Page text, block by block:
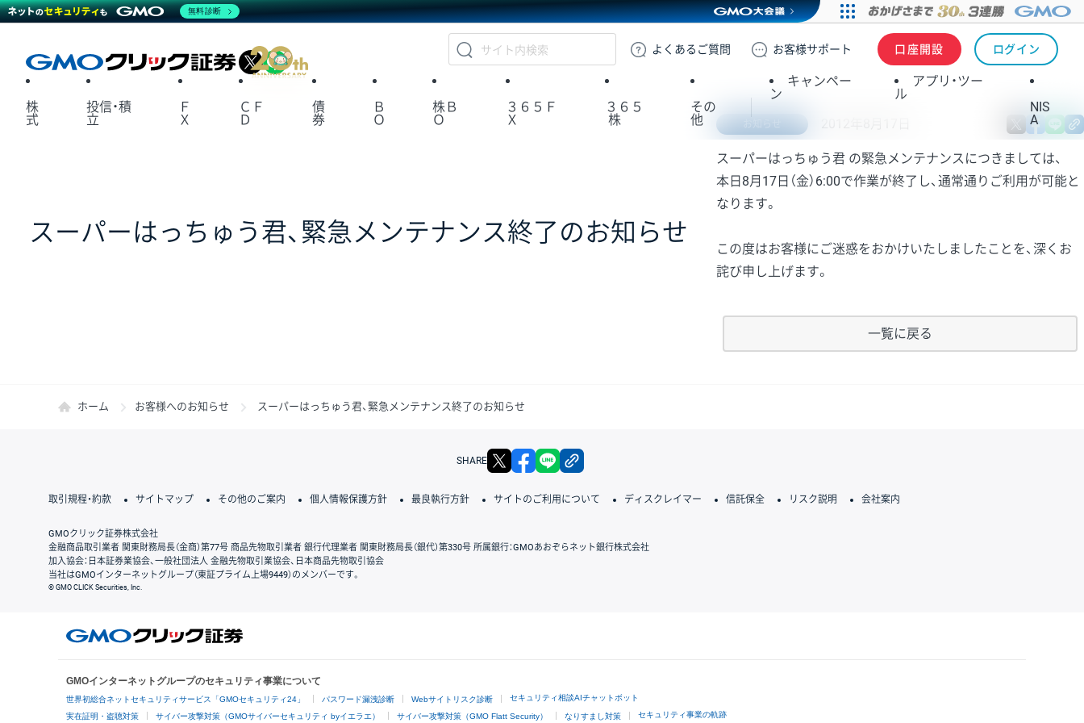
GMOクリック証券
よくある ご質問 お客様サポート 口座開設 ログイン
X
株
式
投信・積
立
Ｆ
Ｘ
ＣＦ
Ｄ
債
券
Ｂ
Ｏ
株Ｂ
Ｏ
３６５Ｆ
Ｘ
３６５
株
その
他
キャンペー
ン
アプリ・ツー
ル
NIS
A
スーパーはっちゅう君、緊急メンテナンス終了のお知らせ
X
スーパーはっちゅう君 の緊急メンテナンスにつきましては、
本日8月17日（金）6:00で作業が終了し、通常通りご利用が可能と
なります。
この度はお客様にご迷惑をおかけいたしましたことを、深くお
詫び申し上げます。
一覧に戻る
ホーム お客様へのお知らせ スーパーはっちゅう君、緊急メンテナンス終了のお知らせ
SHARE X facebook
取引規程・約款 サイトマップ その他のご案内 個人情報保護方針 最良執行方針 サイトのご利用について ディスクレイマー 信託保全 リスク説明 会社案内
GMOクリック証券株式会社
金融商品取引業者 関東財務局長（金商）第77号 商品先物取引業者 銀行代理業者 関東財務局長（銀代）第330号 所属銀行：GMOあおぞらネット銀行株式会社
加入協会：日本証券業協会、一般社団法人 金融先物取引業協会、日本商品先物取引協会
当社はGMOインターネットグループ（東証プライム上場9449）のメンバーです。
© GMO CLICK Securities, Inc.
GMOインターネットグループのセキュリティ事業について
世界初総合ネットセキュリティサービス「GMOセキュリティ24」 パスワード漏洩診断 Webサイトリスク診断 セキュリティ相談AIチャットボット
実在証明・盗聴対策 サイバー攻撃対策（GMOサイバーセキュリティ byイエラエ） サイバー攻撃対策（GMO Flatt Security） なりすまし対策 セキュリティ事業の軌跡
無料診断